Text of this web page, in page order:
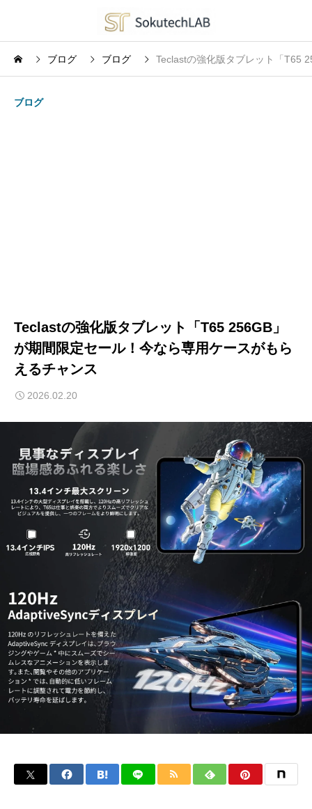
ブログ ブログ Teclastの強化版タブレット「T65
ブログ
Teclastの強化版タブレット「T65 256GB」
が期間限定セール！今なら専用ケースがもら
えるチャンス
2026.02.20